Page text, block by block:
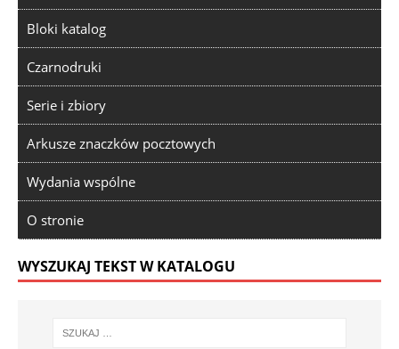
Bloki katalog
Czarnodruki
Serie i zbiory
Arkusze znaczków pocztowych
Wydania wspólne
O stronie
WYSZUKAJ TEKST W KATALOGU